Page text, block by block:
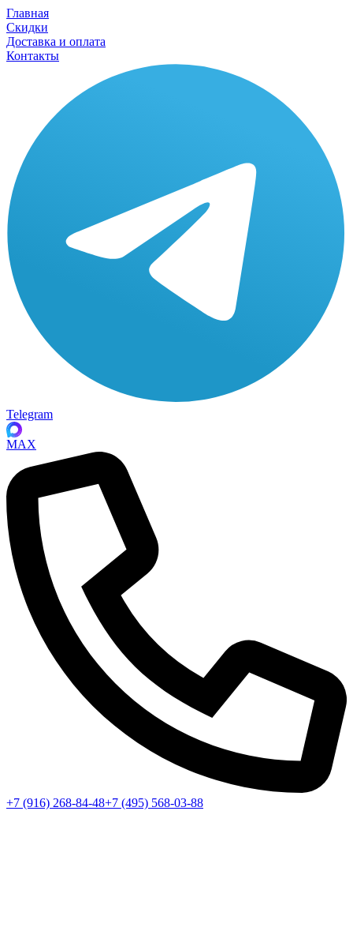
Главная
Скидки
Доставка и оплата
Контакты
Telegram
MAX
+7 (916) 268-84-48+7 (495) 568-03-88